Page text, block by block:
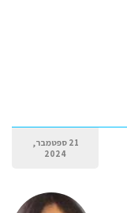
21 ספטמבר,
2024